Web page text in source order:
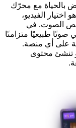
بالحياة مع محرّك
الفيديو،
نص الصوت. في
طبيعيًا متزامنًا
على أي منصة.
تنشئ محتوى